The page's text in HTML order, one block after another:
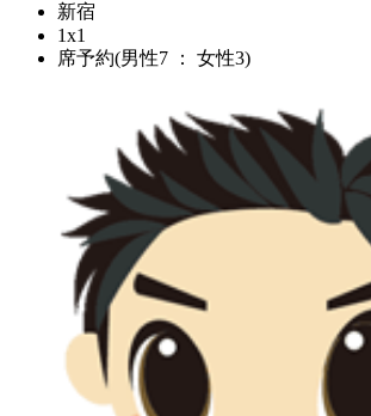
新宿
1x1
席予約(男性7 ： 女性3)